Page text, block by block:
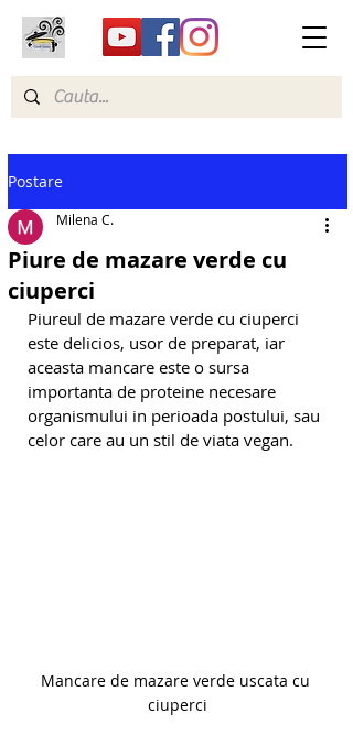
Postare
Piure de mazare verde cu
ciuperci
Milena C.
Piureul de mazare verde cu ciuperci
este delicios, usor de preparat, iar
aceasta mancare este o sursa
importanta de proteine necesare
organismului in perioada postului, sau
celor care au un stil de viata vegan.
Mancare de mazare verde uscata cu
ciuperci